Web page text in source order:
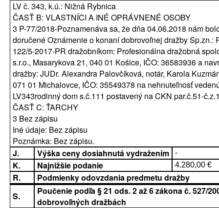
LV č. 343, k.ú.: Nižná Rybnica
ČASŤ B: VLASTNÍCI A INÉ OPRÁVNENÉ OSOBY
3 P-77/2018-Poznamenáva sa, že dňa 04.06.2018 nám
doručené Oznámenie o konaní dobrovoľnej dražby Sp.zn.:
122/5-2017-PR dražobníkom: Profesionálna dražobná
s.r.o., Masarykova 21, 040 01 Košice, IČO: 36583936 a
dražby: JUDr. Alexandra Palovčíková, notár, Karola
071 01 Michalovce, IČO: 35549378 na nehnuteľnosť
LV343rodinný dom s.č.111 postavený na CKN par.č.51-
ČASŤ C: ŤARCHY
3 Bez zápisu
Iné údaje: Bez zápisu
Poznámka: Bez zápisu.
J.
Výška ceny dosiahnutá vydražením -
K. Najnižšie podanie 4.280,00 €
R.
Podmienky odovzdania predmetu dražby
S.
Poučenie podľa § 21 ods. 2 až 6 zákona č. 527/
dobrovoľných dražbách